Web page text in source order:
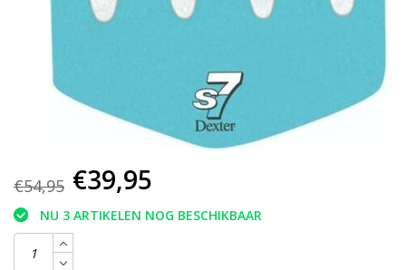
€54,95 €39,95
NU 3 ARTIKELEN NOG BESCHIKBAAR